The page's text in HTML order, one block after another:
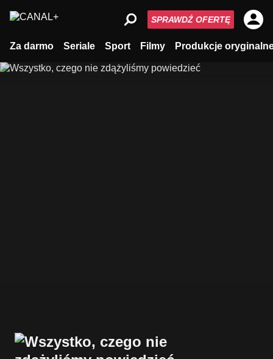
Za darmo Seriale Sport Filmy Produkcje
SPRAWDŹ OFERTĘ